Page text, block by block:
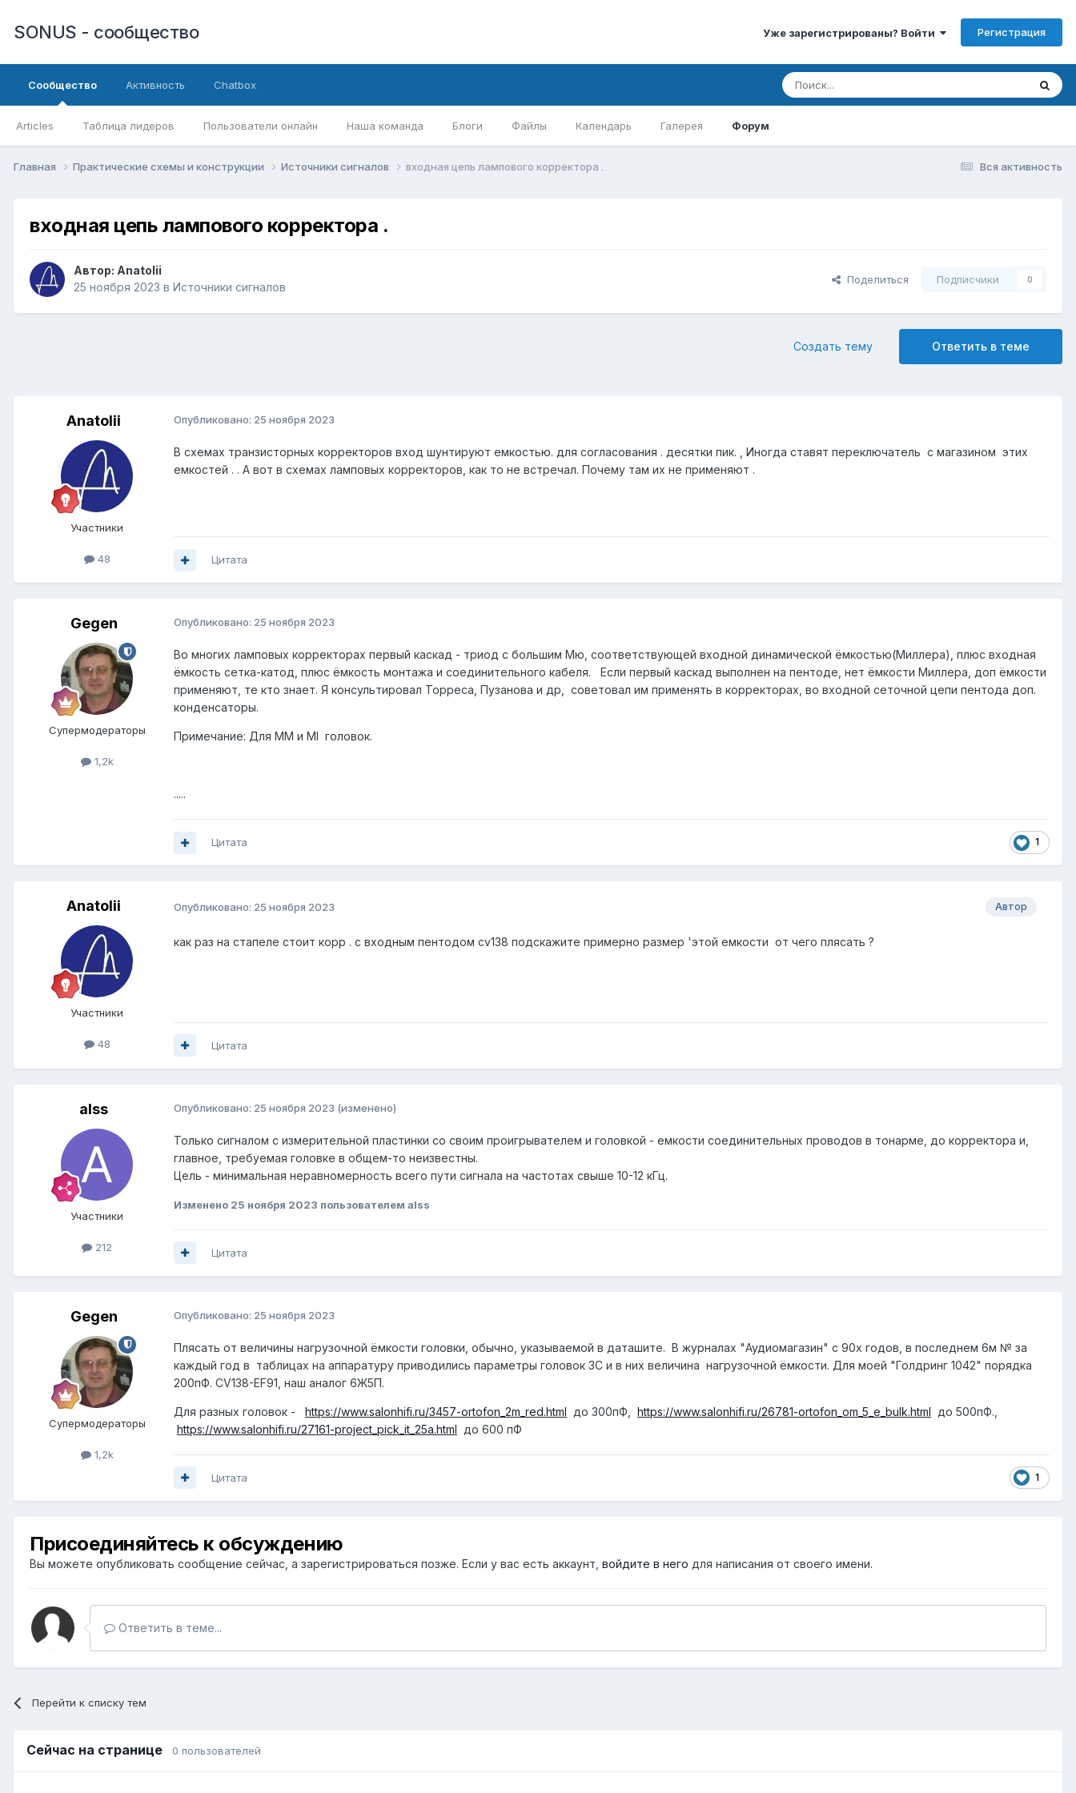
SONUS - сообщество Уже зарегистрированы? Войти Регистрация
Сообщество
Articles Таблица лидеров Пользователи онлайн Наша команда Блоги Файлы Календарь Галерея Форум
Активность Chatbox
Вся активность
Главная Практические схемы и конструкции Источники сигналов входная цепь лампового корректора .
входная цепь лампового корректора .
Автор: Anatolii
25 ноября 2023 в Источники сигналов
Поделиться Подписчики 0
Ответить в теме
Создать тему
Anatolii
Участники
48
Опубликовано: 25 ноября 2023
В схемах транзисторных корректоров вход шунтируют емкостью. для согласования . десятки пик. , Иногда ставят переключатель с магазином этих
емкостей . . А вот в схемах ламповых корректоров, как то не встречал. Почему там их не применяют .
Цитата
Gegen
Супермодераторы
1,2k
Опубликовано: 25 ноября 2023
Во многих ламповых корректорах первый каскад - триод с большим Мю, соответствующей входной динамической ёмкостью(Миллера), плюс входная
ёмкость сетка-катод, плюс ёмкость монтажа и соединительного кабеля. Если первый каскад выполнен на пентоде, нет ёмкости Миллера, доп ёмкости
применяют, те кто знает. Я консультировал Торреса, Пузанова и др, советовал им применять в корректорах, во входной сеточной цепи пентода доп.
конденсаторы.
Примечание: Для ММ и MI головок.
.....
1
Цитата
Anatolii
Участники
48
Автор
Опубликовано: 25 ноября 2023
как раз на стапеле стоит корр . с входным пентодом cv138 подскажите примерно размер 'этой емкости от чего плясать ?
Цитата
alss
Участники
212
Опубликовано: 25 ноября 2023 (изменено)
Только сигналом с измерительной пластинки со своим проигрывателем и головкой - емкости соединительных проводов в тонарме, до корректора и,
главное, требуемая головке в общем-то неизвестны.
Цель - минимальная неравномерность всего пути сигнала на частотах свыше 10-12 кГц.
Изменено 25 ноября 2023 пользователем alss
Цитата
Gegen
Супермодераторы
1,2k
Опубликовано: 25 ноября 2023
Плясать от величины нагрузочной ёмкости головки, обычно, указываемой в даташите. В журналах "Аудиомагазин" с 90х годов, в последнем 6м № за
каждый год в таблицах на аппаратуру приводились параметры головок ЗС и в них величина нагрузочной ёмкости. Для моей "Голдринг 1042" порядка
200пФ. CV138-EF91, наш аналог 6Ж5П.
Для разных головок - https://www.salonhifi.ru/3457-ortofon_2m_red.html до 300пФ, https://www.salonhifi.ru/26781-ortofon_om_5_e_bulk.html до 500пФ.,
https://www.salonhifi.ru/27161-project_pick_it_25a.html до 600 пФ
1
Цитата
Присоединяйтесь к обсуждению
Вы можете опубликовать сообщение сейчас, а зарегистрироваться позже. Если у вас есть аккаунт, войдите в него для написания от своего имени.
Ответить в теме...
Перейти к списку тем
Сейчас на странице 0 пользователей